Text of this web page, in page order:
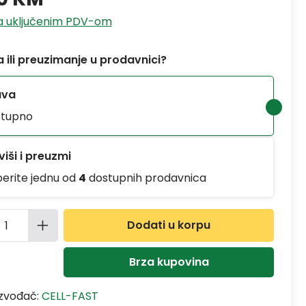
uključenim PDV-om
ili preuzimanje u prodavnici?
i preuzmi
jednu od 4 dostupnih prodavnica
proizvoda: Unesite željenu
Dodati u korpu
Brza kupovina
CELL-FAST